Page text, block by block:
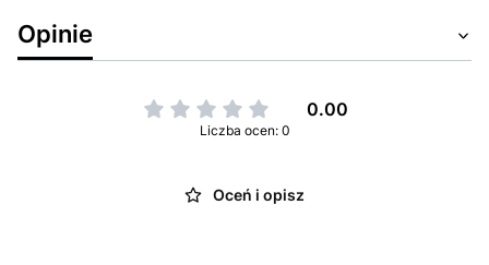
Opinie
0.00
Liczba ocen: 0
Oceń i opisz